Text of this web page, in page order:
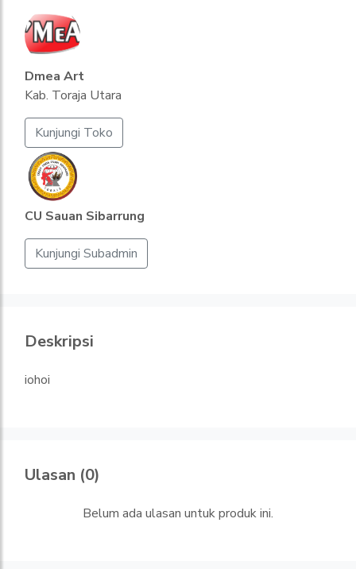
Dmea Art
Kab. Toraja Utara
Kunjungi Toko
CU Sauan Sibarrung
Kunjungi Subadmin
Deskripsi
iohoi
Ulasan (0)
Belum ada ulasan untuk produk ini.